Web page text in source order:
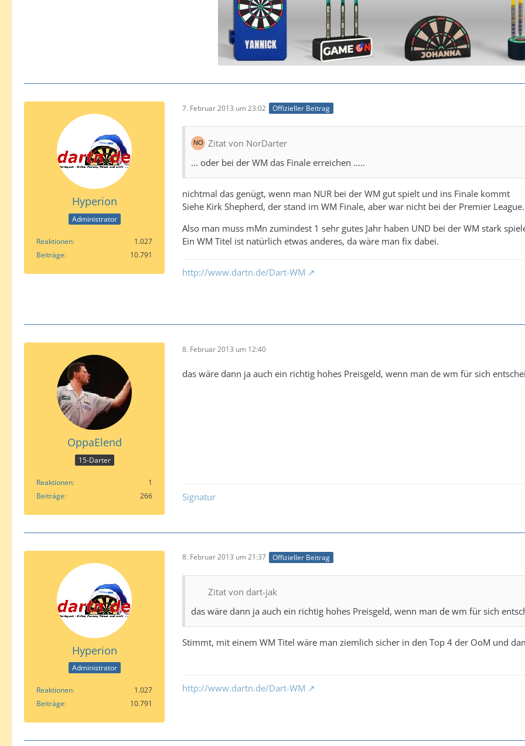
Hyperion
Administrator
Reaktionen
1.027
Beiträge
10.791
7. Februar 2013 um 23:02 Offizieller Beitrag
Zitat von NorDarter
... oder bei der WM das Finale erreichen .....
nichtmal das genügt, wenn man NUR bei der WM gut spielt und ins Finale kommt
Siehe Kirk Shepherd, der stand im WM Finale, aber war nicht bei der Premier League.
Also man muss mMn zumindest 1 sehr gutes Jahr haben UND bei der WM stark
Ein WM Titel ist natürlich etwas anderes, da wäre man fix dabei.
http://www.dartn.de/Dart-WM
OppaElend
15-Darter
Reaktionen
1
Beiträge
266
8. Februar 2013 um 12:40
das wäre dann ja auch ein richtig hohes Preisgeld, wenn man de wm für sich
Signatur
Hyperion
Administrator
Reaktionen
1.027
Beiträge
10.791
8. Februar 2013 um 21:37 Offizieller Beitrag
Zitat von dart-jak
das wäre dann ja auch ein richtig hohes Preisgeld, wenn man de wm für sich
Stimmt, mit einem WM Titel wäre man ziemlich sicher in den Top 4 der OoM und
http://www.dartn.de/Dart-WM